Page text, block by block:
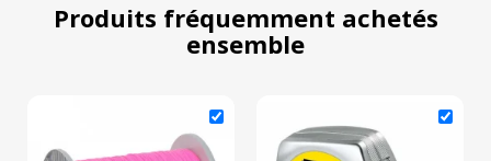
Produits fréquemment achetés
ensemble